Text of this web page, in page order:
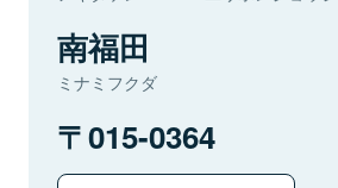
南福田
ミナミフクダ
015-0364